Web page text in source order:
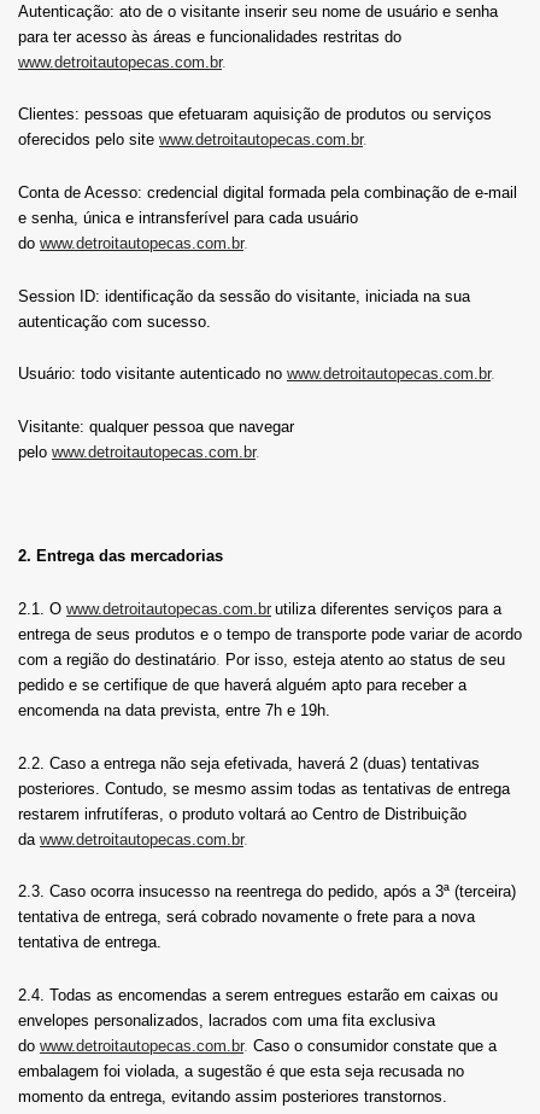
Autenticação: ato de o visitante inserir seu nome de usuário e senha
para ter acesso às áreas e funcionalidades restritas do
www.detroitautopecas.com.br.
Clientes: pessoas que efetuaram aquisição de produtos ou serviços
oferecidos pelo site www.detroitautopecas.com.br.
Conta de Acesso: credencial digital formada pela combinação de e-mail
e senha, única e intransferível para cada usuário
do www.detroitautopecas.com.br.
Session ID: identificação da sessão do visitante, iniciada na sua
autenticação com sucesso.
Usuário: todo visitante autenticado no www.detroitautopecas.com.br.
Visitante: qualquer pessoa que navegar
pelo www.detroitautopecas.com.br.
2. Entrega das mercadorias
2.1. O www.detroitautopecas.com.br utiliza diferentes serviços para a
entrega de seus produtos e o tempo de transporte pode variar de acordo
com a região do destinatário
Por isso, esteja atento ao status de seu
pedido e se certifique de que haverá alguém apto para receber a
encomenda na data prevista, entre 7h e 19h.
2.2. Caso a entrega não seja efetivada, haverá 2 (duas) tentativas
posteriores. Contudo, se mesmo assim todas as tentativas de entrega
restarem infrutíferas, o produto voltará ao Centro de Distribuição
da www.detroitautopecas.com.br.
2.3. Caso ocorra insucesso na reentrega do pedido, após a 3ª (terceira)
tentativa de entrega, será cobrado novamente o frete para a nova
tentativa de entrega.
2.4. Todas as encomendas a serem entregues estarão em caixas ou
envelopes personalizados, lacrados com uma fita exclusiva
do www.detroitautopecas.com.br. Caso o consumidor constate que a
embalagem foi violada, a sugestão é que esta seja recusada no
momento da entrega, evitando assim posteriores transtornos.